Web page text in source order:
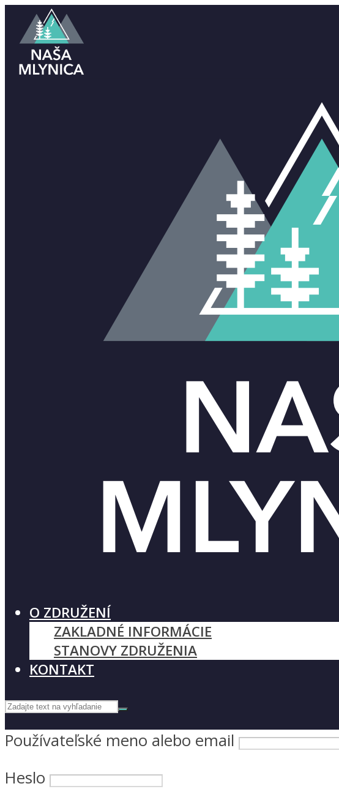
ZAKLADNÉ INFORMÁCIE
Používateľské meno alebo email
Zabudnuté heslo?
O ZDRUŽENÍ
ZAKLADNÉ INFORMÁCIE
STANOVY ZDRUŽENIA
KONTAKT
Používateľské meno alebo email
Heslo